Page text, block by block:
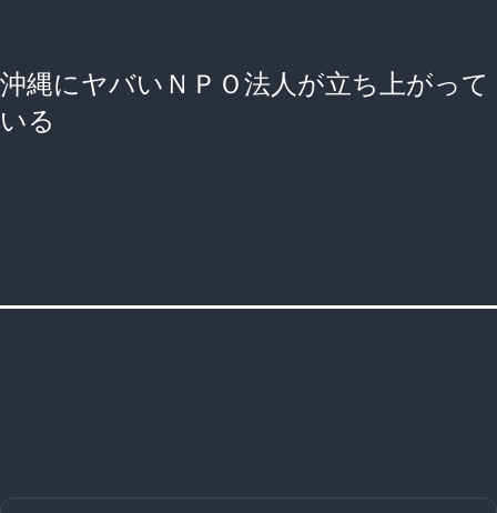
沖縄にヤバいＮＰＯ法人が立ち上がって
いる